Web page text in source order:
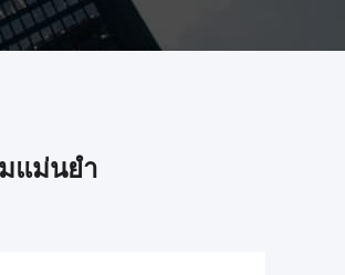
แม่นยำ